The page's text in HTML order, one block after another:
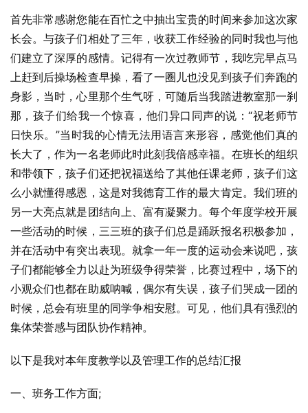
首先非常感谢您能在百忙之中抽出宝贵的时间来参加这次家
长会。与孩子们相处了三年，收获工作经验的同时我也与他
们建立了深厚的感情。记得有一次过教师节，我吃完早点马
上赶到后操场检查早操，看了一圈儿也没见到孩子们奔跑的
身影，当时，心里那个生气呀，可随后当我踏进教室那一刹
那，孩子们给我一个惊喜，他们异口同声的说：“祝老师节
日快乐。”当时我的心情无法用语言来形容，感觉他们真的
长大了，作为一名老师此时此刻我倍感幸福。在班长的组织
和带领下，孩子们还把祝福送给了其他任课老师，孩子们这
么小就懂得感恩，这是对我德育工作的最大肯定。我们班的
另一大亮点就是团结向上、富有凝聚力。每个年度学校开展
一些活动的时候，三三班的孩子们总是踊跃报名积极参加，
并在活动中有突出表现。就拿一年一度的运动会来说吧，孩
子们都能够全力以赴为班级争得荣誉，比赛过程中，场下的
小观众们也都在助威呐喊，偶尔有失误，孩子们哭成一团的
时候，总会有班里的同学争相安慰。可见，他们具有强烈的
集体荣誉感与团队协作精神。
以下是我对本年度教学以及管理工作的总结汇报
一、班务工作方面;